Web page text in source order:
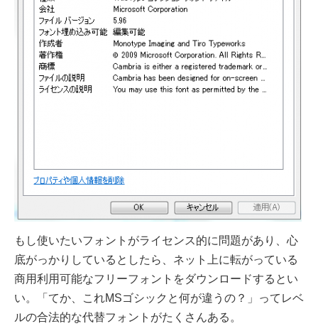
もし使いたいフォントがライセンス的に問題があり、心
底がっかりしているとしたら、 ネット上に転がっている
商用利用可能なフリーフォントをダウンロードするとい
い。
「てか、これMSゴシックと何が違うの？」ってレベ
ルの合法的な代替フォントがたくさんある。